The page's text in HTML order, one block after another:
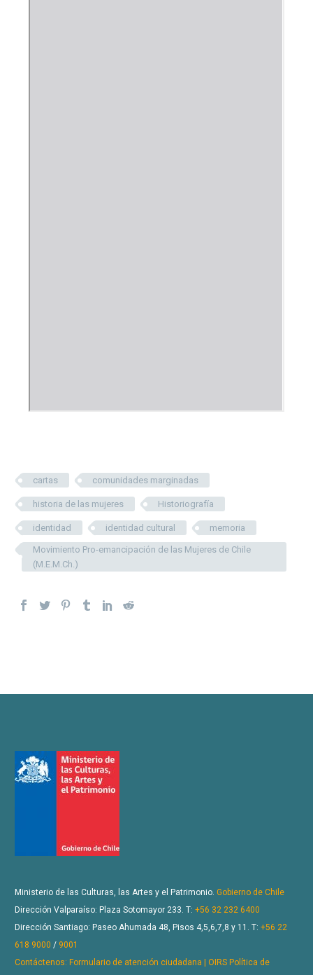
cartas comunidades marginadas
historia de las mujeres Historiografía
identidad identidad cultural memoria
Movimiento Pro-emancipación de las Mujeres de Chile
(M.E.M.Ch.)
Ministerio de las Culturas, las Artes y el Patrimonio. Gobierno de Chile
Dirección Valparaíso: Plaza Sotomayor 233. T: +56 32 232 6400
Dirección Santiago: Paseo Ahumada 48, Pisos 4,5,6,7,8 y 11. T: +56 22
618 9000 / 9001
Contáctenos: Formulario de atención ciudadana | OIRS Política de